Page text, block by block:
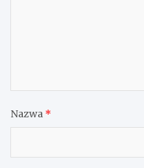
Nazwa *